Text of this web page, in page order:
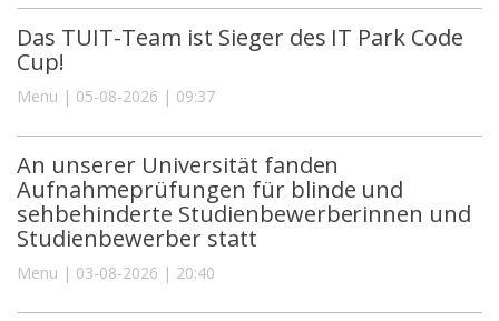
Das TUIT-Team ist Sieger des IT Park Code
Cup!
Menu | 05-08-2026 | 09:37
An unserer Universität fanden
Aufnahmeprüfungen für blinde und
sehbehinderte Studienbewerberinnen und
Studienbewerber statt
Menu | 03-08-2026 | 20:40